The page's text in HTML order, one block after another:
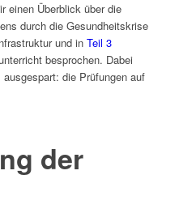
einen Überblick über die
durch die Gesundheitskrise
und in Teil 3
besprochen. Dabei
die Prüfungen auf
der